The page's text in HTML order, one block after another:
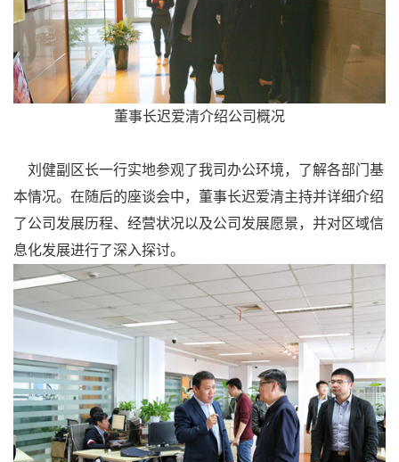
董事长迟爱清介绍公司概况
刘健副区长一行实地参观了我司办公环境，了解各部门基
本情况。在随后的座谈会中，董事长迟爱清主持并详细介绍
了公司发展历程、经营状况以及公司发展愿景，并对区域信
息化发展进行了深入探讨。